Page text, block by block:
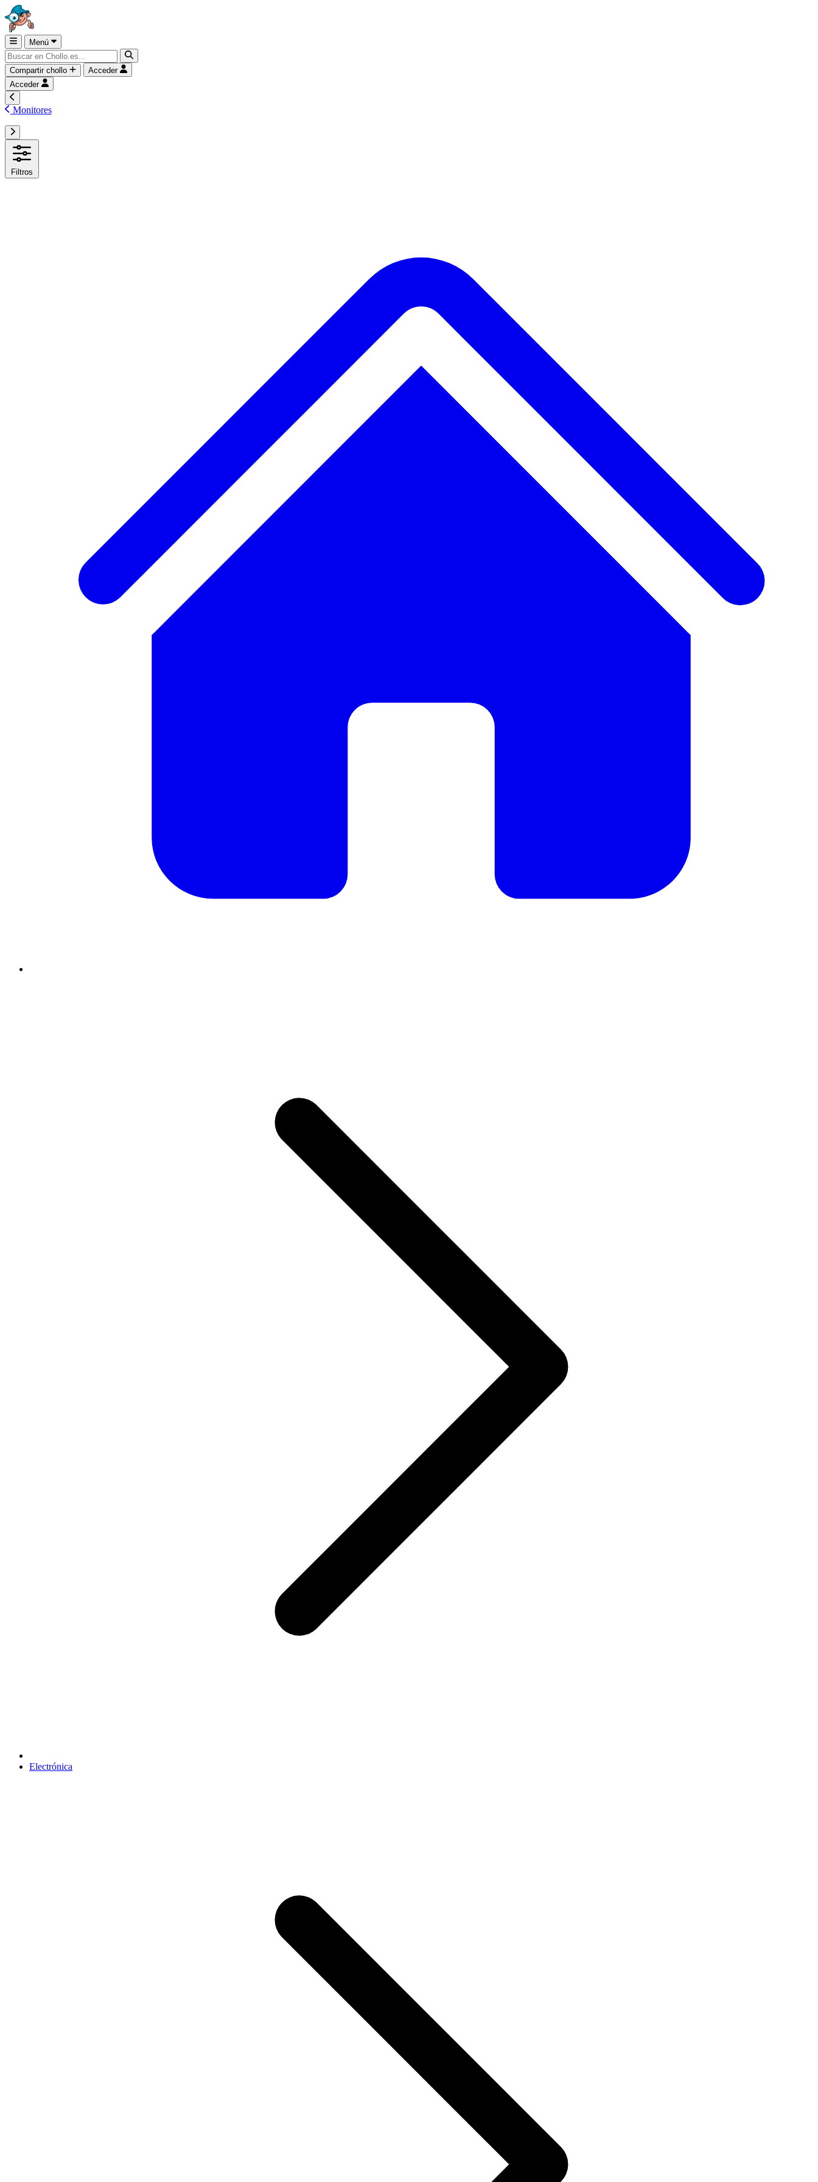
Menú
Compartir chollo
Acceder
Acceder
Monitores
Filtros
Electrónica